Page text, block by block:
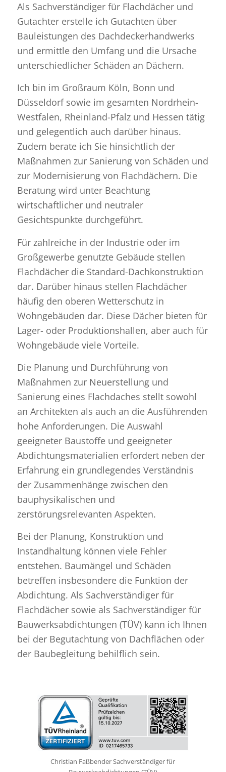
Als Sachverständiger für Flachdächer und
Gutachter erstelle ich Gutachten über
Bauleistungen des Dachdeckerhandwerks
und ermittle den Umfang und die Ursache
unterschiedlicher Schäden an Dächern.
Ich bin im Großraum Köln, Bonn und
Düsseldorf sowie im gesamten Nordrhein-
Westfalen, Rheinland-Pfalz und Hessen tätig
und gelegentlich auch darüber hinaus.
Zudem berate ich Sie hinsichtlich der
Maßnahmen zur Sanierung von Schäden und
zur Modernisierung von Flachdächern. Die
Beratung wird unter Beachtung
wirtschaftlicher und neutraler
Gesichtspunkte durchgeführt.
Für zahlreiche in der Industrie oder im
Großgewerbe genutzte Gebäude stellen
Flachdächer die Standard-Dachkonstruktion
dar. Darüber hinaus stellen Flachdächer
häufig den oberen Wetterschutz in
Wohngebäuden dar. Diese Dächer bieten für
Lager- oder Produktionshallen, aber auch für
Wohngebäude viele Vorteile.
Die Planung und Durchführung von
Maßnahmen zur Neuerstellung und
Sanierung eines Flachdaches stellt sowohl
an Architekten als auch an die Ausführenden
hohe Anforderungen. Die Auswahl
geeigneter Baustoffe und geeigneter
Abdichtungsmaterialien erfordert neben der
Erfahrung ein grundlegendes Verständnis
der Zusammenhänge zwischen den
bauphysikalischen und
zerstörungsrelevanten Aspekten.
Bei der Planung, Konstruktion und
Instandhaltung können viele Fehler
entstehen. Baumängel und Schäden
betreffen insbesondere die Funktion der
Abdichtung. Als Sachverständiger für
Flachdächer sowie als Sachverständiger für
Bauwerksabdichtungen (TÜV) kann ich Ihnen
bei der Begutachtung von Dachflächen oder
der Baubegleitung behilflich sein.
Christian Faßbender Sachverständiger für